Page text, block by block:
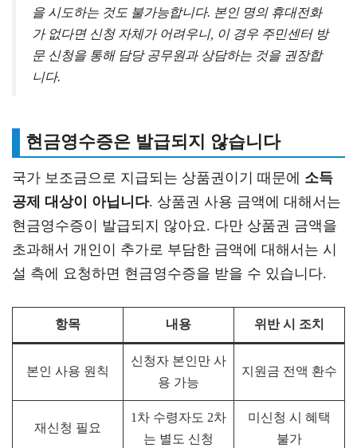
을 시도하는 것도 불가능합니다. 본인 명의 휴대전화
가 없다면 신청 자체가 어려우니, 이 경우 주민센터 방
문 신청을 통해 담당 공무원과 상담하는 것을 권장합
니다.
현금영수증은 발급되지 않습니다
국가 보조금으로 지급되는 상품권이기 때문에 소득
공제 대상이 아닙니다. 상품권 사용 금액에 대해서는
현금영수증이 발급되지 않아요. 다만 상품권 금액을
초과해서 개인이 추가로 부담한 금액에 대해서는 시
설 측에 요청하면 현금영수증을 받을 수 있습니다.
항목 내용 위반 시 조치
본인 사용 원칙
신청자 본인만 사
용 가능
지원금 전액 환수
재신청 필요
1차 수령자도 2차
는 별도 신청
미신청 시 혜택
불가